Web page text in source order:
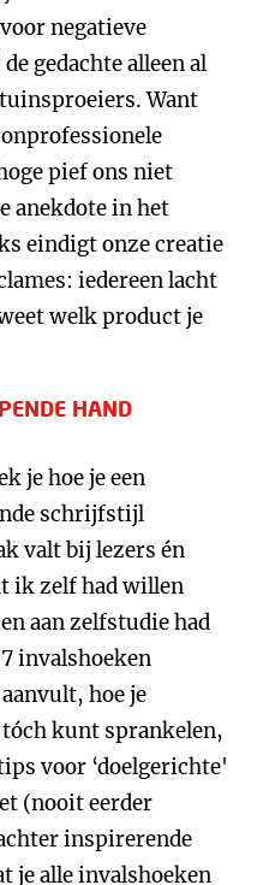
negatieve
gedachte alleen al
Want
pief ons niet
anekdote in het
eindigt onze creatie
iedereen lacht
welk product je
HAND
je hoe je een
schrijfstijl
valt bij lezers én
ik zelf had willen
aan zelfstudie had
invalshoeken
hoe je
kunt sprankelen,
voor ‘doelgerichte'
(nooit eerder
inspirerende
je alle invalshoeken